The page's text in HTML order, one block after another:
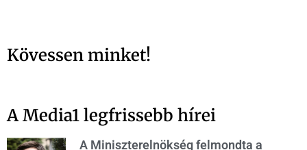
Kövessen minket!
A Media1 legfrissebb hírei
A Miniszterelnökség felmondta a